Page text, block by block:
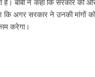
हैं। बॉबी ने कहा कि सरकार
कि अगर सरकार ने उनकी मांगों
करेगा।